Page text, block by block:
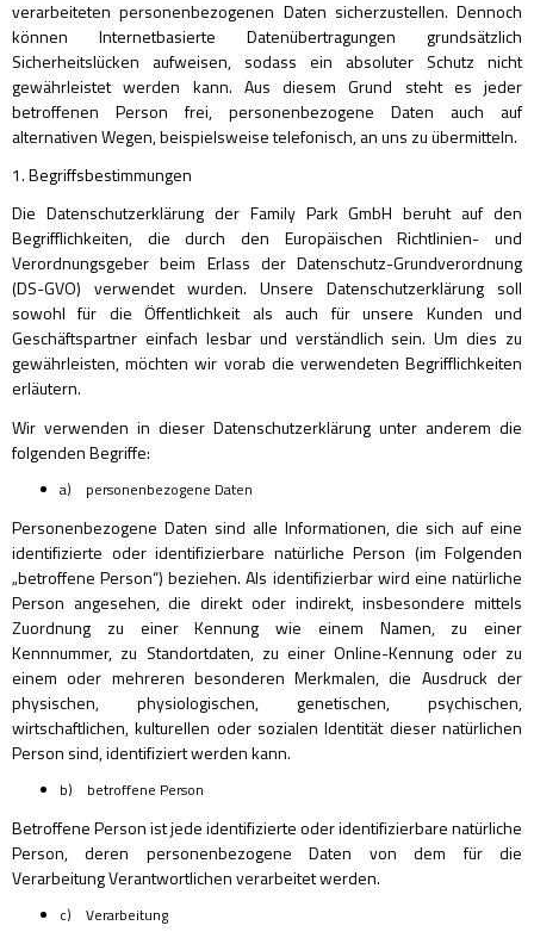
verarbeiteten personenbezogenen Daten sicherzustellen. Dennoch
können Internetbasierte Datenübertragungen grundsätzlich
Sicherheitslücken aufweisen, sodass ein absoluter Schutz nicht
gewährleistet werden kann. Aus diesem Grund steht es jeder
betroffenen Person frei, personenbezogene Daten auch auf
alternativen Wegen, beispielsweise telefonisch, an uns zu übermitteln.
1. Begriffsbestimmungen
Die Datenschutzerklärung der Family Park GmbH beruht auf den
Begrifflichkeiten, die durch den Europäischen Richtlinien- und
Verordnungsgeber beim Erlass der Datenschutz-Grundverordnung
(DS-GVO) verwendet wurden. Unsere Datenschutzerklärung soll
sowohl für die Öffentlichkeit als auch für unsere Kunden und
Geschäftspartner einfach lesbar und verständlich sein. Um dies zu
gewährleisten, möchten wir vorab die verwendeten Begrifflichkeiten
erläutern.
Wir verwenden in dieser Datenschutzerklärung unter anderem die
folgenden Begriffe:
a) personenbezogene Daten
Personenbezogene Daten sind alle Informationen, die sich auf eine
identifizierte oder identifizierbare natürliche Person (im Folgenden
„betroffene Person“) beziehen. Als identifizierbar wird eine natürliche
Person angesehen, die direkt oder indirekt, insbesondere mittels
Zuordnung zu einer Kennung wie einem Namen, zu einer
Kennnummer, zu Standortdaten, zu einer Online-Kennung oder zu
einem oder mehreren besonderen Merkmalen, die Ausdruck der
physischen, physiologischen, genetischen, psychischen,
wirtschaftlichen, kulturellen oder sozialen Identität dieser natürlichen
Person sind, identifiziert werden kann.
b) betroffene Person
Betroffene Person ist jede identifizierte oder identifizierbare natürliche
Person, deren personenbezogene Daten von dem für die
Verarbeitung Verantwortlichen verarbeitet werden.
c) Verarbeitung